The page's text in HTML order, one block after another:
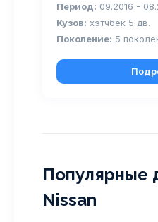
Период: 09.2016 -
Кузов: хэтчбек 5 дв.
Поколение: 5
Популярные
Nissan